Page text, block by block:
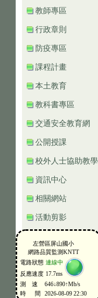
教師專區
行政章則
防疫專區
課程計畫
本土教育
教科書專區
交通安全教育網
公開授課
校外人士協助教學
資訊中心
相關網站
活動剪影